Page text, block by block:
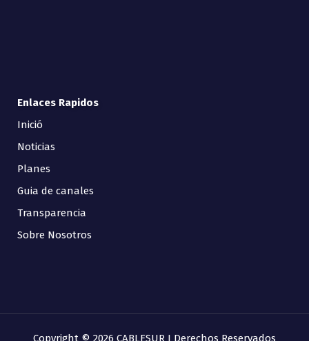
Enlaces Rapidos
Inició
Noticias
Planes
Guia de canales
Transparencia
Sobre Nosotros
Copyright © 2026 CABLESUR I Derechos Reservados